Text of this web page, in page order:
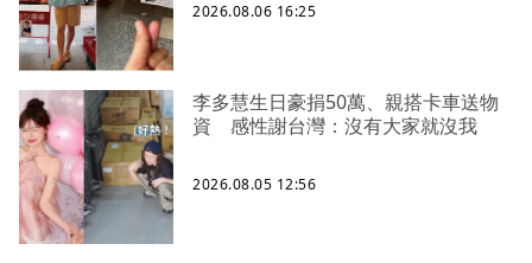
2026.08.06 16:25
李多慧生日豪捐50萬、親搭卡車送物
資 感性謝台灣：沒有大家就沒我
2026.08.05 12:56